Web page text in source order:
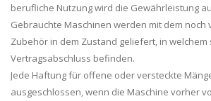
berufliche Nutzung wird die Gewährleistung
Gebrauchte Maschinen werden mit dem noch
Zubehör in dem Zustand geliefert, in welchem
Vertragsabschluss befinden.
Jede Haftung für offene oder versteckte
ausgeschlossen, wenn die Maschine vorher